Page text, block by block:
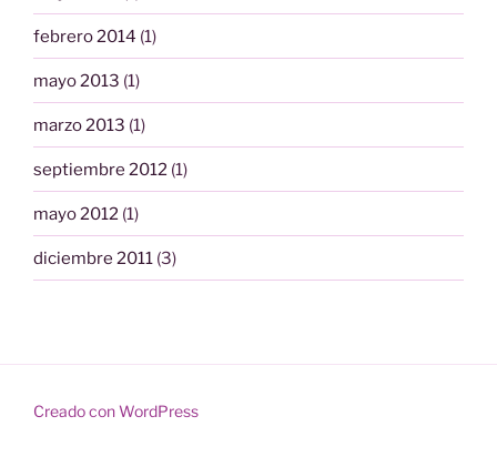
febrero 2014 (1)
mayo 2013 (1)
marzo 2013 (1)
septiembre 2012 (1)
mayo 2012 (1)
diciembre 2011 (3)
Creado con WordPress